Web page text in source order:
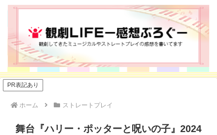
PR表記あり
ホーム ストレートプレイ
舞台『ハリー・ポッターと呪いの子』2024